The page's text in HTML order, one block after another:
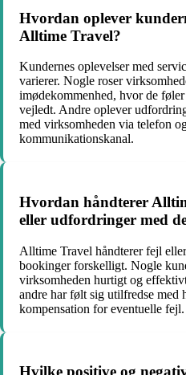
Hvordan oplever
Alltime Travel?
Kundernes oplevelser med
varierer. Nogle roser
imødekommenhed, hvor de
vejledt. Andre oplever
med virksomheden via telefon
kommunikationskanal.
Hvordan håndterer
eller udfordringer med
Alltime Travel håndterer fejl
bookinger forskelligt. Nogle
virksomheden hurtigt og
andre har følt sig utilfredse med
kompensation for eventuelle fejl.